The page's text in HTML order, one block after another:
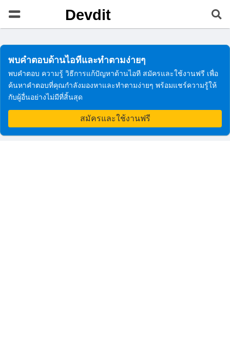
Devdit
พบคำตอบด้านไอทีและทำตามง่ายๆ
พบคำตอบ ความรู้ วิธีการแก้ปัญหาด้านไอที สมัครและใช้งานฟรี เพื่อ
ค้นหาคำตอบที่คุณกำลังมองหาและทำตามง่ายๆ พร้อมแชร์ความรู้ให้
กับผู้อื่นอย่างไม่มีที่สิ้นสุด
สมัครและใช้งานฟรี